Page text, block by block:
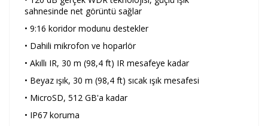
sahnesinde net görüntü sağlar
• 9:16 koridor modunu destekler
• Dahili mikrofon ve hoparlör
• Akıllı IR, 30 m (98,4 ft) IR mesafeye kadar
• Beyaz ışık, 30 m (98,4 ft) sıcak ışık mesafesi
• MicroSD, 512 GB'a kadar
• IP67 koruma